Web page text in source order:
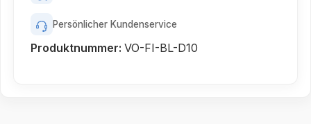
Persönlicher Kundenservice
Produktnummer: VO-FI-BL-D10